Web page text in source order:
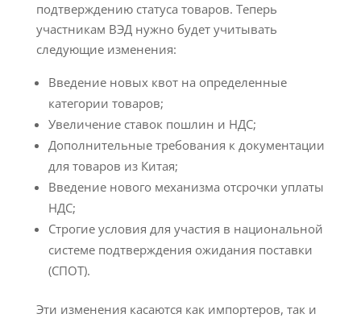
подтверждению статуса товаров. Теперь
участникам ВЭД нужно будет учитывать
следующие изменения:
Введение новых квот на определенные
категории товаров;
Увеличение ставок пошлин и НДС;
Дополнительные требования к документации
для товаров из Китая;
Введение нового механизма отсрочки уплаты
НДС;
Строгие условия для участия в национальной
системе подтверждения ожидания поставки
(СПОТ).
Эти изменения касаются как импортеров, так и